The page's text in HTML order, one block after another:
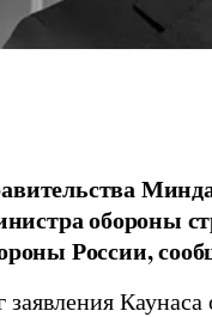
обороны
России,